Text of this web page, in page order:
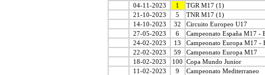
04-11-2023
1
TGR M17 (1)
21-10-2023
5
TNR M17 (1)
14-10-2023
32
Circuito Europeo U17
27-05-2023
6
Campeonato España M17 -
24-02-2023
13
Campeonato Europa M17 -
22-02-2023
59
Campeonato Europa M17
18-02-2023
100 Copa Mundo Junior
11-02-2023
9
Campeonato Mediterraneo